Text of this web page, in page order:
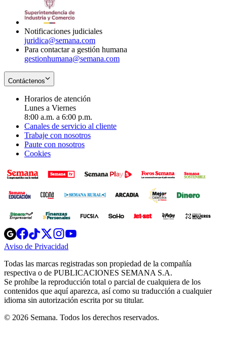
Notificaciones judiciales
juridica@semana.com
Para contactar a gestión humana
gestionhumana@semana.com
Contáctenos
Horarios de atención
Lunes a Viernes
8:00 a.m. a 6:00 p.m.
Canales de servicio al cliente
Trabaje con nosotros
Paute con nosotros
Cookies
Opens
in
new
Opens
in
new
Opens
in
new
window
Opens
new
windowwindow
Aviso de Privacidad
new
window
Todas las marcas registradas son propiedad de la compañía
respectiva o de PUBLICACIONES SEMANA S.A.
Se prohíbe la reproducción total o parcial de cualquiera de los
contenidos que aquí aparezca, así como su traducción a cualquier
idioma sin autorización escrita por su titular.
© 2026 Semana. Todos los derechos reservados.